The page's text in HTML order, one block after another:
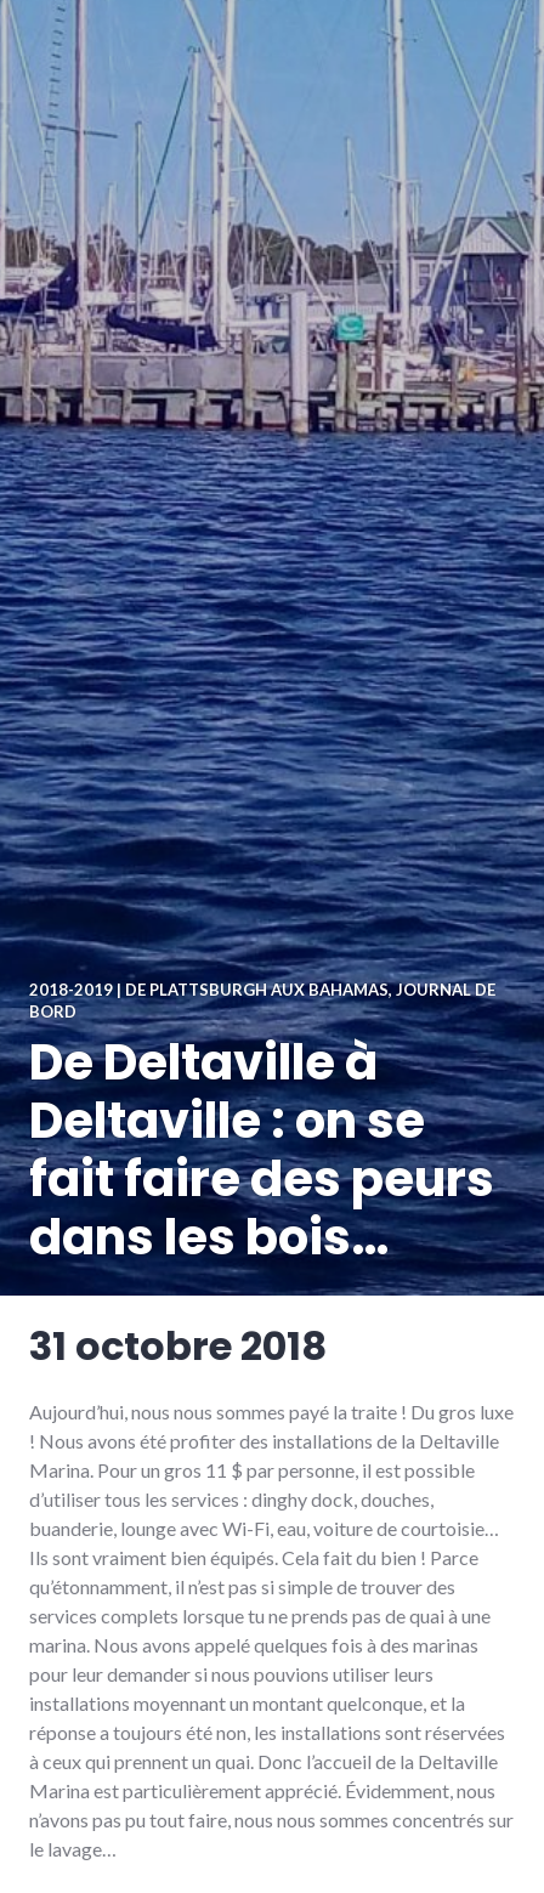
2018-2019 | DE PLATTSBURGH AUX BAHAMAS,JOURNAL DE
BORD
De Deltaville à
Deltaville : on se
fait faire des peurs
dans les bois…
31 octobre 2018
Aujourd’hui, nous nous sommes payé la traite ! Du gros luxe
! Nous avons été profiter des installations de la Deltaville
Marina. Pour un gros 11 $ par personne, il est possible
d’utiliser tous les services : dinghy dock, douches,
buanderie, lounge avec Wi-Fi, eau, voiture de courtoisie…
Ils sont vraiment bien équipés. Cela fait du bien ! Parce
qu’étonnamment, il n’est pas si simple de trouver des
services complets lorsque tu ne prends pas de quai à une
marina. Nous avons appelé quelques fois à des marinas
pour leur demander si nous pouvions utiliser leurs
installations moyennant un montant quelconque, et la
réponse a toujours été non, les installations sont réservées
à ceux qui prennent un quai. Donc l’accueil de la Deltaville
Marina est particulièrement apprécié. Évidemment, nous
n’avons pas pu tout faire, nous nous sommes concentrés sur
le lavage…